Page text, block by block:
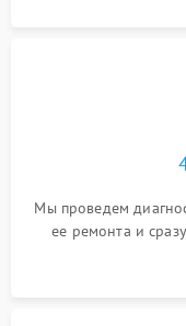
Мы проведем
ее ремонта и